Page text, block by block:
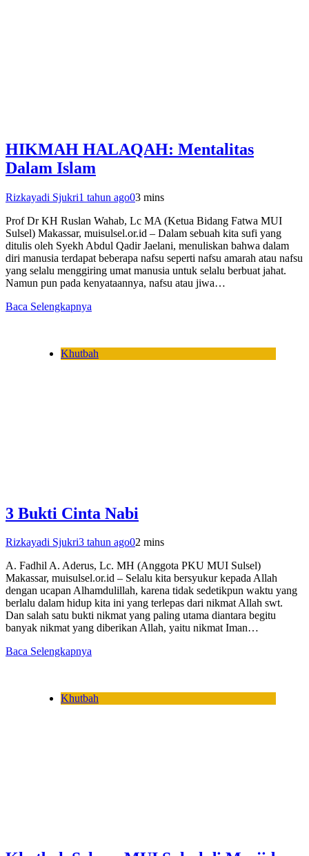
HIKMAH HALAQAH: Mentalitas
Dalam Islam
Rizkayadi Sjukri1 tahun ago03 mins
Prof Dr KH Ruslan Wahab, Lc MA (Ketua Bidang Fatwa MUI
Sulsel) Makassar, muisulsel.or.id – Dalam sebuah kita sufi yang
ditulis oleh Syekh Abdul Qadir Jaelani, menuliskan bahwa dalam
diri manusia terdapat beberapa nafsu seperti nafsu amarah atau nafsu
yang selalu menggiring umat manusia untuk selalu berbuat jahat.
Namun pun pada kenyataannya, nafsu atau jiwa…
Baca Selengkapnya
Khutbah
3 Bukti Cinta Nabi
Rizkayadi Sjukri3 tahun ago02 mins
A. Fadhil A. Aderus, Lc. MH (Anggota PKU MUI Sulsel)
Makassar, muisulsel.or.id – Selalu kita bersyukur kepada Allah
dengan ucapan Alhamdulillah, karena tidak sedetikpun waktu yang
berlalu dalam hidup kita ini yang terlepas dari nikmat Allah swt.
Dan salah satu bukti nikmat yang paling utama diantara begitu
banyak nikmat yang diberikan Allah, yaitu nikmat Iman…
Baca Selengkapnya
Khutbah